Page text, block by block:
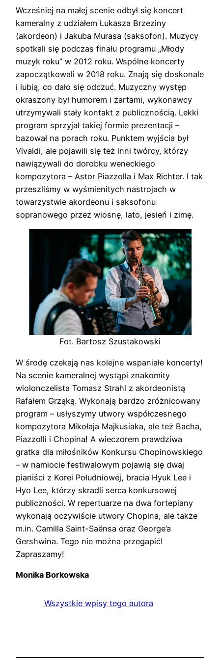
Wcześniej na małej scenie odbył się koncert
kameralny z udziałem Łukasza Brzeziny
(akordeon) i Jakuba Murasa (saksofon). Muzycy
spotkali się podczas finału programu „Młody
muzyk roku” w 2012 roku. Wspólne koncerty
zapoczątkowali w 2018 roku. Znają się doskonale
i lubią, co dało się odczuć. Muzyczny występ
okraszony był humorem i żartami, wykonawcy
utrzymywali stały kontakt z publicznością. Lekki
program sprzyjał takiej formie prezentacji –
bazował na porach roku. Punktem wyjścia był
Vivaldi, ale pojawili się też inni twórcy, którzy
nawiązywali do dorobku weneckiego
kompozytora – Astor Piazzolla i Max Richter. I tak
przeszliśmy w wyśmienitych nastrojach w
towarzystwie akordeonu i saksofonu
sopranowego przez wiosnę, lato, jesień i zimę.
Fot. Bartosz Szustakowski
W środę czekają nas kolejne wspaniałe koncerty!
Na scenie kameralnej wystąpi znakomity
wiolonczelista Tomasz Strahl z akordeonistą
Rafałem Grząką. Wykonają bardzo zróżnicowany
program – usłyszymy utwory współczesnego
kompozytora Mikołaja Majkusiaka, ale też Bacha,
Piazzolli i Chopina! A wieczorem prawdziwa
gratka dla miłośników Konkursu Chopinowskiego
– w namiocie festiwalowym pojawią się dwaj
pianiści z Korei Południowej, bracia Hyuk Lee i
Hyo Lee, którzy skradli serca konkursowej
publiczności. W repertuarze na dwa fortepiany
wykonają oczywiście utwory Chopina, ale także
m.in. Camilla Saint-Saënsa oraz George’a
Gershwina. Tego nie można przegapić!
Zapraszamy!
Monika Borkowska
Wszystkie wpisy tego autora